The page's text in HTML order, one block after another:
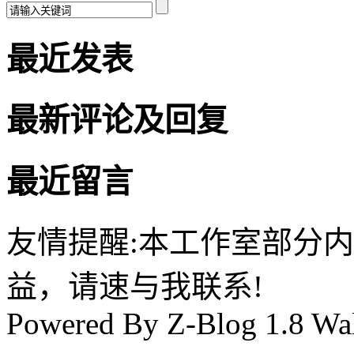
最近发表
最新评论及回复
最近留言
友情提醒:本工作室部分
益，请速与我联系!
Powered By Z-Blog 1.8